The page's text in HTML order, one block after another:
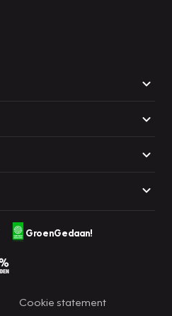
GroenGedaan!
Cookie statement